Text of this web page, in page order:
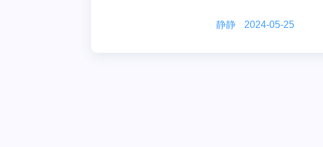
静静 2024-05-25